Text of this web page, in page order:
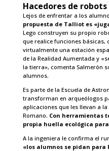
Hacedores de robots
Lejos de enfrentar a los
propuesta de Talliot es
Lego construyen su propio
que realice funciones
virtualmente una estación
de la Realidad Aumentada y
la tierra», comenta Salmerón
alumnos.
Es parte de la Escuela de
transforman en arqueólogos
aplicaciones que les llevan a
Romano. Con herramientas
propia huella ecológica
A la ingeniera le confirma el
«los alumnos se pidan para